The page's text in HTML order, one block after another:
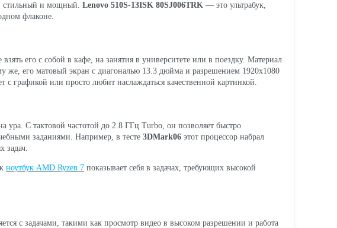
стильный и мощный. Lenovo 510S-13ISK 80SJ006TRK — это ультрабук,
флаконе.
его с собой в кафе, на занятия в университете или в поездку. Материал
же, его матовый экран с диагональю 13.3 дюйма и разрешением 1920x1080
графикой или просто любит наслаждаться качественной картинкой.
ура. С тактовой частотой до 2.8 ГГц Turbo, он позволяет быстро
заданиями. Например, в тесте 3DMark06 этот процессор набрал
задач.
ноутбук AMD Ryzen 7 показывает себя в задачах, требующих высокой
с задачами, такими как просмотр видео в высоком разрешении и работа